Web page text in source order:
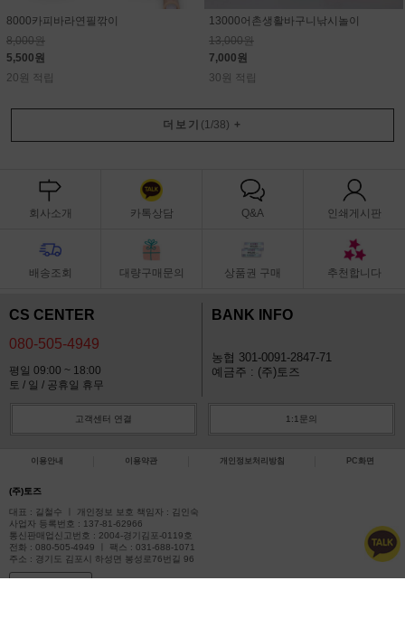
8000카피바라연필깎이
8,000원
5,500원
20원 적립
13000어촌생활바구니낚시놀이
13,000원
7,000원
30원 적립
더보기 (1/38) +
회사소개 카톡상담 Q&A 인쇄게시판
배송조회 대량구매문의 상품권 구매 추천합니다
CS CENTER
080-505-4949
평일 09:00 ~ 18:00
토 / 일 / 공휴일 휴무
BANK INFO
농협 301-0091-2847-71
예금주 : (주)토즈
고객센터 연결 1:1문의
이용안내 이용약관 개인정보처리방침 PC화면
(주)토즈
대표 : 길철수 ㅣ 개인정보 보호 책임자 : 김인숙
사업자 등록번호 : 137-81-62966
통신판매업신고번호 : 2004-경기김포-0119호
전화 : 080-505-4949 ㅣ 팩스 : 031-688-1071
주소 : 경기도 김포시 하성면 봉성로76번길 96